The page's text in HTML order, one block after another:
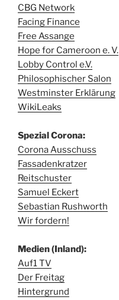
CBG Network
Facing Finance
Free Assange
Hope for Cameroon e. V.
Lobby Control e.V.
Philosophischer Salon
Westminster Erklärung
WikiLeaks
Spezial Corona:
Corona Ausschuss
Fassadenkratzer
Reitschuster
Samuel Eckert
Sebastian Rushworth
Wir fordern!
Medien (Inland):
Auf1 TV
Der Freitag
Hintergrund